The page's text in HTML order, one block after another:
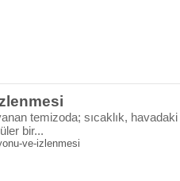
temizoda; sıcaklık, havadaki
bir...
ve-izlenmesi